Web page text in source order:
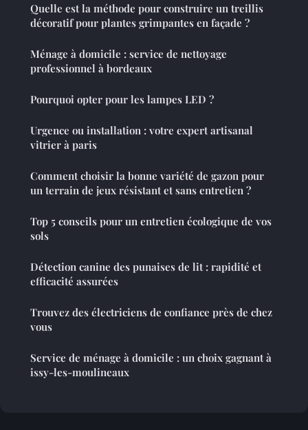
Quelle est la méthode pour construire un treillis
décoratif pour plantes grimpantes en façade ?
Ménage à domicile : service de nettoyage
professionnel à bordeaux
Pourquoi opter pour les lampes LED ?
Urgence ou installation : votre expert artisanal
vitrier à paris
Comment choisir la bonne variété de gazon pour
un terrain de jeux résistant et sans entretien ?
Top 5 conseils pour un entretien écologique de vos
sols
Détection canine des punaises de lit : rapidité et
efficacité assurées
Trouvez des électriciens de confiance près de chez
vous
Service de ménage à domicile : un choix gagnant à
issy-les-moulineaux